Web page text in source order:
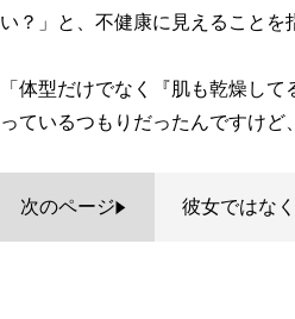
い？」と、不健康に見えることを
「体型だけでなく『肌も乾燥し
っているつもりだったんですけど
次のページ 彼女ではな